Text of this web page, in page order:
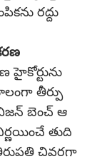
రద్దు
తీర్పు
బెంచ్ ఆ
తుది
చివరగా